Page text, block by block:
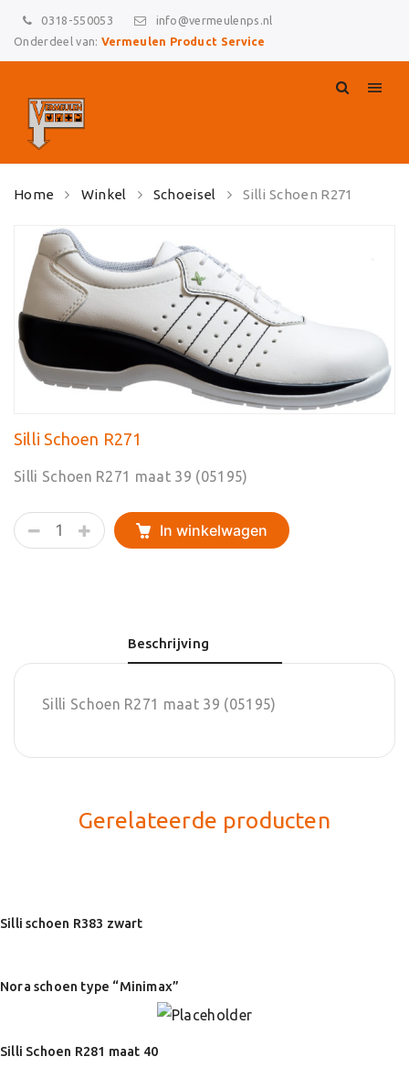
0318-550053
info@vermeulenps.nl
Onderdeel van: Vermeulen Product Service
to
content
Home Winkel Schoeisel Silli Schoen R271
Silli Schoen R271
Silli Schoen R271 maat 39 (05195)
Silli
Schoen
In winkelwagen
Beschrijving
Silli Schoen R271 maat 39 (05195)
Gerelateerde producten
Silli schoen R383 zwart
Nora schoen type “Minimax”
Silli Schoen R281 maat 40